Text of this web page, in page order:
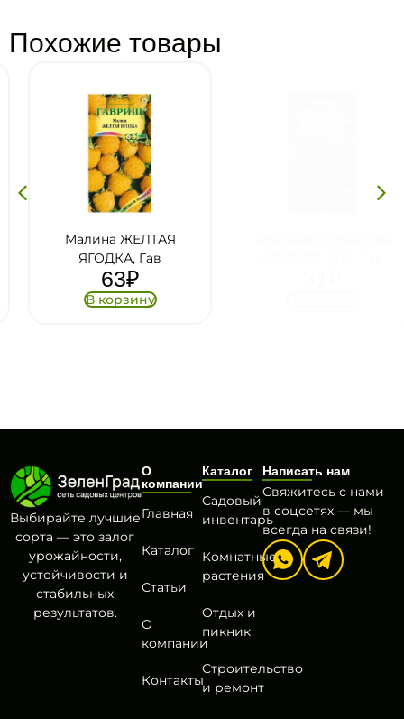
Похожие товары
Малина ЖЕЛТАЯ
ЯГОДКА, Гав
63₽
В корзину
Выбирайте лучшие
сорта — это залог
урожайности,
устойчивости и
стабильных
результатов.
О
компании
Главная
Каталог
Статьи
О
компании
Контакты
Каталог
Садовый
инвентарь
Комнатные
растения
Отдых и
пикник
Строительство
и ремонт
Написать нам
Свяжитесь с нами
в соцсетях — мы
всегда на связи!